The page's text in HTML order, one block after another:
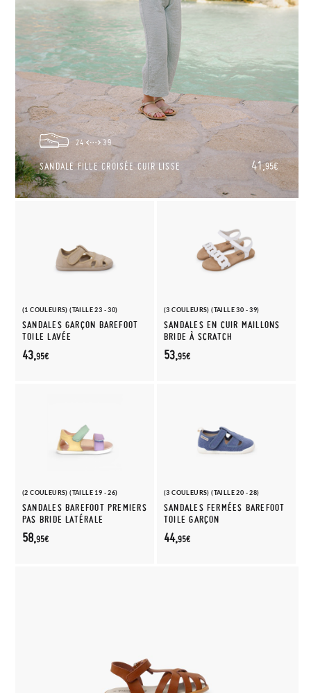
24 39
SANDALE FILLE CROISÉE CUIR LISSE 41,95€
(1 COULEURS) (TAILLE 23 - 30)
SANDALES GARÇON BAREFOOT
TOILE LAVÉE
43,95€
(3 COULEURS) (TAILLE 30 - 39)
SANDALES EN CUIR MAILLONS
BRIDE À SCRATCH
53,95€
(2 COULEURS) (TAILLE 19 - 26)
SANDALES BAREFOOT PREMIERS
PAS BRIDE LATÉRALE
58,95€
(3 COULEURS) (TAILLE 20 - 28)
SANDALES FERMÉES BAREFOOT
TOILE GARÇON
44,95€